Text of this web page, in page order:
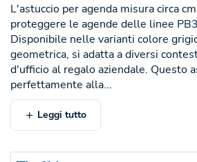
L'astuccio per agenda misura circa
proteggere le agende delle linee
Disponibile nelle varianti colore
geometrica, si adatta a diversi
d'ufficio al regalo aziendale. Questo
perfettamente alla...
Leggi tutto